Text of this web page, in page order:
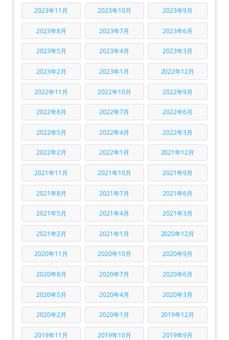
2023年11月 2023年10月 2023年9月
2023年8月 2023年7月 2023年6月
2023年5月 2023年4月 2023年3月
2023年2月 2023年1月 2022年12月
2022年11月 2022年10月 2022年9月
2022年8月 2022年7月 2022年6月
2022年5月 2022年4月 2022年3月
2022年2月 2022年1月 2021年12月
2021年11月 2021年10月 2021年9月
2021年8月 2021年7月 2021年6月
2021年5月 2021年4月 2021年3月
2021年2月 2021年1月 2020年12月
2020年11月 2020年10月 2020年9月
2020年8月 2020年7月 2020年6月
2020年5月 2020年4月 2020年3月
2020年2月 2020年1月 2019年12月
2019年11月 2019年10月 2019年9月